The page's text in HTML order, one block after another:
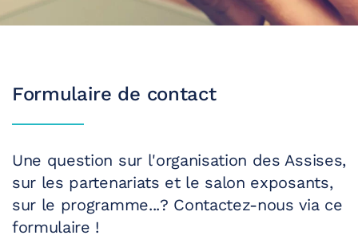
Formulaire de contact
Une question sur l'organisation des Assises,
sur les partenariats et le salon exposants,
sur le programme...? Contactez-nous via ce
formulaire !